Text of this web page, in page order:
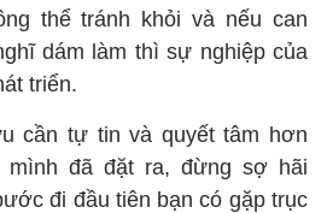
thể tránh khỏi và nếu can
dám làm thì sự nghiệp của
triển.
cần tự tin và quyết tâm hơn
đã đặt ra, đừng sợ hãi
đi đầu tiên bạn có gặp trục